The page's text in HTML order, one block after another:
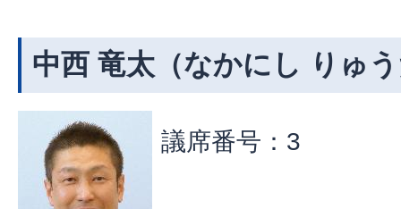
中西 竜太（なかにし りゅ
議席番号：3